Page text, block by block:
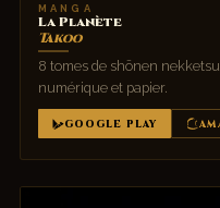
MANGA
La Planète
Takoo
8 tomes de shōnen
numérique et papier.
GOOGLE PLAY